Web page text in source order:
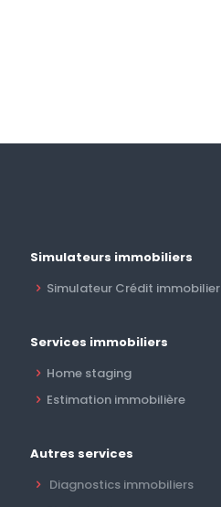
Simulateurs immobiliers
Simulateur Crédit immobilier
Services immobiliers
Home staging
Estimation immobilière
Autres services
Diagnostics immobiliers